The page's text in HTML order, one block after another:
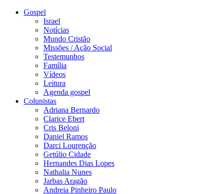
Gospel
Israel
Notícias
Mundo Cristão
Missões / Ação Social
Testemunhos
Família
Vídeos
Leitura
Agenda gospel
Colunistas
Adriana Bernardo
Clarice Ebert
Cris Beloni
Daniel Ramos
Darci Lourenção
Getúlio Cidade
Hernandes Dias Lopes
Nathalia Nunes
Jarbas Aragão
Andreia Pinheiro Paulo